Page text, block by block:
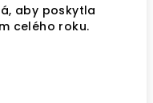
aby poskytla
celého roku.